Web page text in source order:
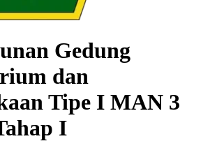
Gedung
dan
Tipe I MAN 3
I